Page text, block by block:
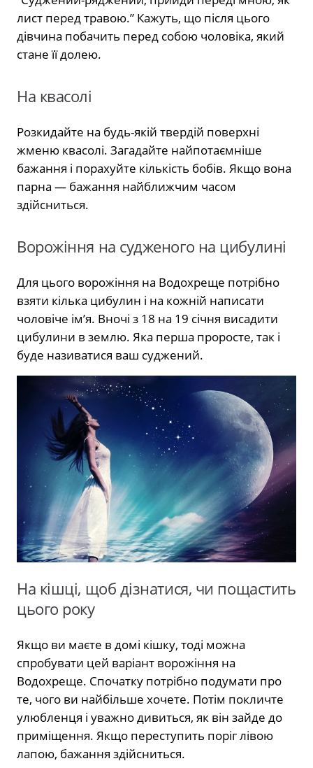
лист перед травою.” Кажуть, що після цього
дівчина побачить перед собою чоловіка, який
стане її долею.
На квасолі
Розкидайте на будь-якій твердій поверхні
жменю квасолі. Загадайте найпотаємніше
бажання і порахуйте кількість бобів. Якщо вона
парна — бажання найближчим часом
здійсниться.
Ворожіння на судженого на цибулині
Для цього ворожіння на Водохреще потрібно
взяти кілька цибулин і на кожній написати
чоловіче ім’я. Вночі з 18 на 19 січня висадити
цибулини в землю. Яка перша проросте, так і
буде називатися ваш суджений.
На кішці, щоб дізнатися, чи пощастить
цього року
Якщо ви маєте в домі кішку, тоді можна
спробувати цей варіант ворожіння на
Водохреще. Спочатку потрібно подумати про
те, чого ви найбільше хочете. Потім покличте
улюбленця і уважно дивиться, як він зайде до
приміщення. Якщо переступить поріг лівою
лапою, бажання здійсниться.